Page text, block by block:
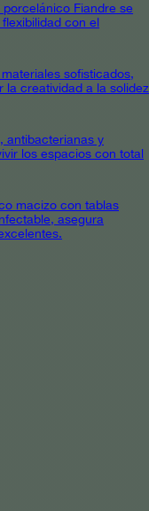
Fiandre se
con el
sofisticados,
la creatividad a la solidez
antibacterianas y
los espacios con total
macizo con tablas
asegura